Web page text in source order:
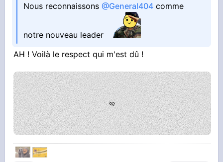
Nous reconnaissons@General404 comme
notre nouveau leader
AH ! Voilà le respect qui m'est dû !
‎‎ ‎